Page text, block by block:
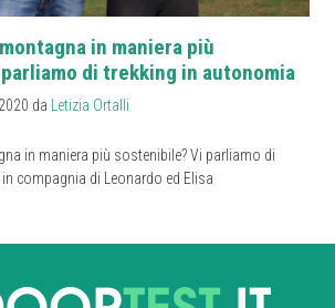
in maniera più
di trekking in autonomia
da Letizia Ortalli
in maniera più sostenibile? Vi parliamo di
compagnia di Leonardo ed Elisa